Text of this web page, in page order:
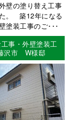
壁の塗り替え工事
。 築12年になる
塗装工事のご･･･
事・外壁塗装工
市 W様邸